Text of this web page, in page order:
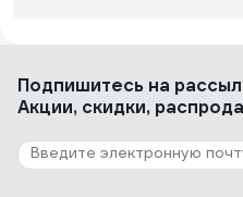
Компактная, мощная
За час температура
Подпишитесь на
Акции, скидки,